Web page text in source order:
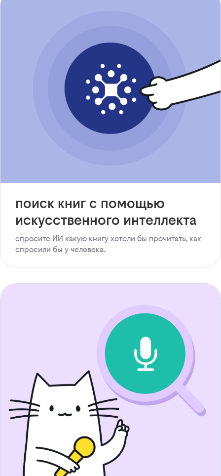
поиск книг с помощью
искусственного интеллекта
спросите ИИ какую книгу хотели бы прочитать, как
спросили бы у человека.